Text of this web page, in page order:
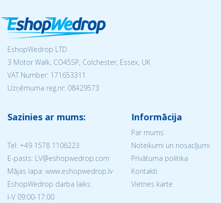
EshopWedrop LTD
3 Motor Walk, CO45SP, Colchester, Essex, UK
VAT Number: 171653311
Uzņēmuma reģ.nr: 08429573
Sazinies ar mums:
Tel: +49 1578 1106223
E-pasts: LV@eshopwedrop.com
Mājas lapa: www.eshopwedrop.lv
EshopWedrop darba laiks:
I-V 09:00-17:00
Informācija
Par mums
Noteikumi un nosacījumi
Privātuma politika
Kontakti
Vietnes karte